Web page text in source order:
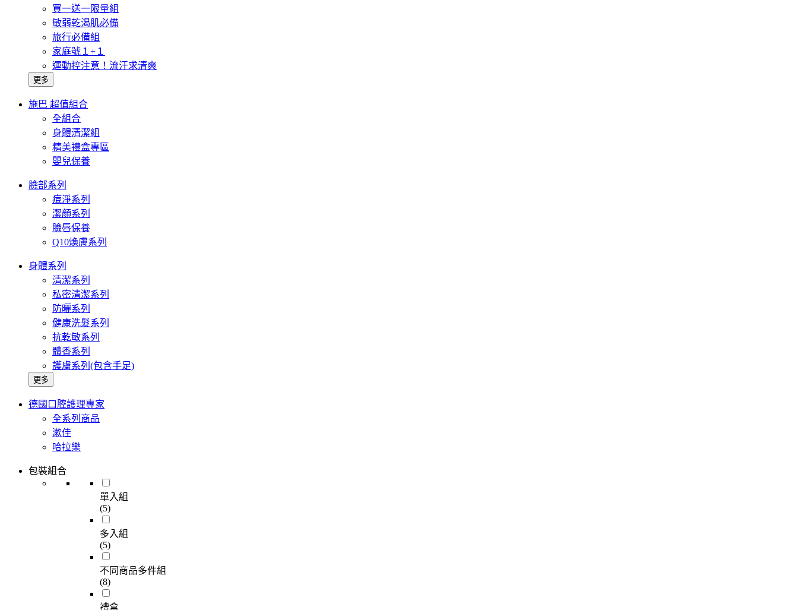
買一送一限量組
敏弱乾渴肌必備
旅行必備組
家庭號１+１
運動控注意！流汗求清爽
更多
施巴 超值組合
全組合
身體清潔組
精美禮盒專區
嬰兒保養
臉部系列
痘淨系列
潔顏系列
臉唇保養
Q10煥膚系列
身體系列
清潔系列
私密清潔系列
防曬系列
健康洗髮系列
抗乾敏系列
體香系列
護膚系列(包含手足)
更多
德國口腔護理專家
全系列商品
漱佳
哈拉樂
包裝組合
單入組
(5)
多入組
(5)
不同商品多件組
(8)
禮盒